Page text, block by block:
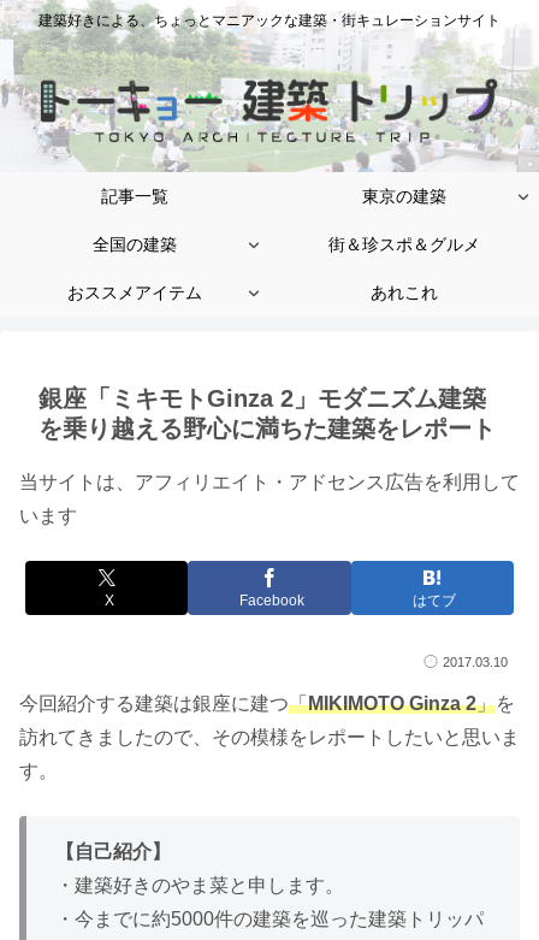
建築好きによる、ちょっとマニアックな建築・街キュレーションサイト
記事一覧 東京の建築
全国の建築 街＆珍スポ＆グルメ
おススメアイテム あれこれ
銀座「ミキモトGinza 2」モダニズム建築
を乗り越える野心に満ちた建築をレポート
当サイトは、アフィリエイト・アドセンス広告を利用して
います
X Facebook はてブ
2017.03.10
今回紹介する建築は銀座に建つ「MIKIMOTO Ginza 2」を
訪れてきましたので、その模様をレポートしたいと思いま
す。
【自己紹介】
・建築好きのやま菜と申します。
・今までに約5000件の建築を巡った建築トリッパ